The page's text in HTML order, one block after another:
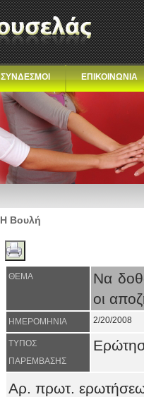
ΣΥΝΔΕΣΜΟΙ ΕΠΙΚΟΙΝΩΝΙΑ
Η Βουλή
ΘΕΜΑ
Να
οι
ΗΜΕΡΟΜΗΝΙΑ 2/20/2008
ΤΥΠΟΣ
ΠΑΡΕΜΒΑΣΗΣ
Αρ. πρωτ.